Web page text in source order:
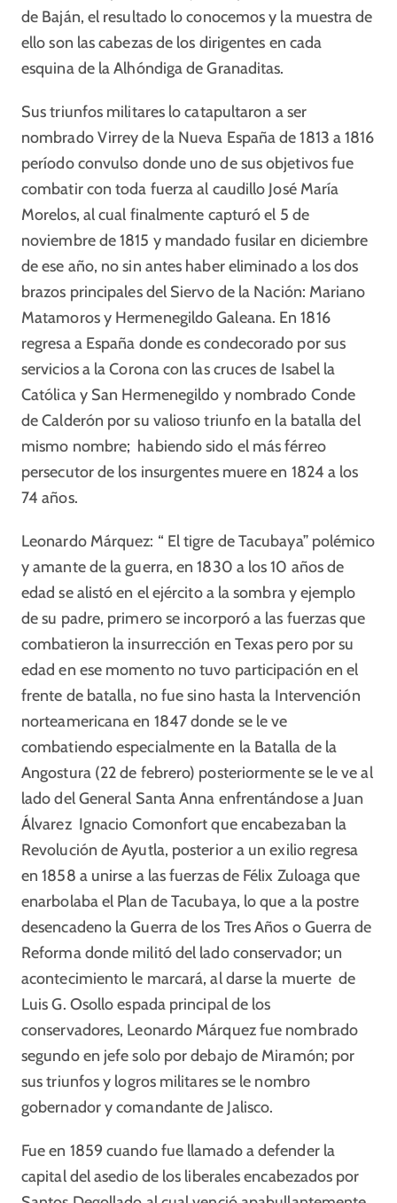
de Baján, el resultado lo conocemos y la muestra de
ello son las cabezas de los dirigentes en cada
esquina de la Alhóndiga de Granaditas.
Sus triunfos militares lo catapultaron a ser
nombrado Virrey de la Nueva España de 1813 a 1816
período convulso donde uno de sus objetivos fue
combatir con toda fuerza al caudillo José María
Morelos, al cual finalmente capturó el 5 de
noviembre de 1815 y mandado fusilar en diciembre
de ese año, no sin antes haber eliminado a los dos
brazos principales del Siervo de la Nación: Mariano
Matamoros y Hermenegildo Galeana. En 1816
regresa a España donde es condecorado por sus
servicios a la Corona con las cruces de Isabel la
Católica y San Hermenegildo y nombrado Conde
de Calderón por su valioso triunfo en la batalla del
mismo nombre; habiendo sido el más férreo
persecutor de los insurgentes muere en 1824 a los
74 años.
Leonardo Márquez: “ El tigre de Tacubaya” polémico
y amante de la guerra, en 1830 a los 10 años de
edad se alistó en el ejército a la sombra y ejemplo
de su padre, primero se incorporó a las fuerzas que
combatieron la insurrección en Texas pero por su
edad en ese momento no tuvo participación en el
frente de batalla, no fue sino hasta la Intervención
norteamericana en 1847 donde se le ve
combatiendo especialmente en la Batalla de la
Angostura (22 de febrero) posteriormente se le ve al
lado del General Santa Anna enfrentándose a Juan
Álvarez Ignacio Comonfort que encabezaban la
Revolución de Ayutla, posterior a un exilio regresa
en 1858 a unirse a las fuerzas de Félix Zuloaga que
enarbolaba el Plan de Tacubaya, lo que a la postre
desencadeno la Guerra de los Tres Años o Guerra de
Reforma donde militó del lado conservador; un
acontecimiento le marcará, al darse la muerte de
Luis G. Osollo espada principal de los
conservadores, Leonardo Márquez fue nombrado
segundo en jefe solo por debajo de Miramón; por
sus triunfos y logros militares se le nombro
gobernador y comandante de Jalisco.
Fue en 1859 cuando fue llamado a defender la
capital del asedio de los liberales encabezados por